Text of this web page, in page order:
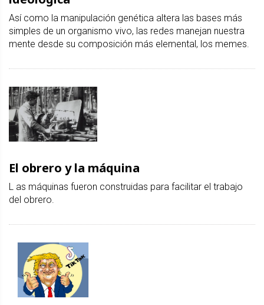
Así como la manipulación genética altera las bases más
simples de un organismo vivo, las redes manejan nuestra
mente desde su composición más elemental, los memes.
El obrero y la máquina
L as máquinas fueron construidas para facilitar el trabajo
del obrero.